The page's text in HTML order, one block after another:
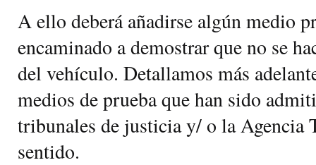
A ello deberá añadirse algún medio
encaminado a demostrar que no se
del vehículo. Detallamos más
medios de prueba que han sido
tribunales de justicia y/ o la Agencia
sentido.